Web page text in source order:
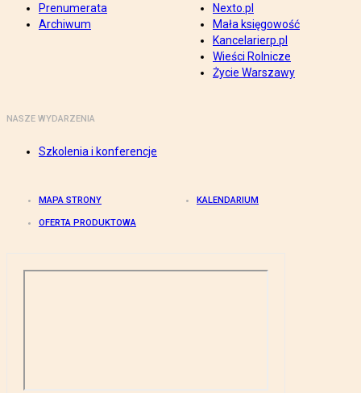
Prenumerata
Archiwum
Nexto.pl
Mała księgowość
Kancelarierp.pl
Wieści Rolnicze
Życie Warszawy
NASZE WYDARZENIA
Szkolenia i konferencje
MAPA STRONY KALENDARIUM
OFERTA PRODUKTOWA